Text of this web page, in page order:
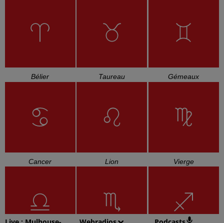
Bélier Taureau Gémeaux
Cancer Lion Vierge